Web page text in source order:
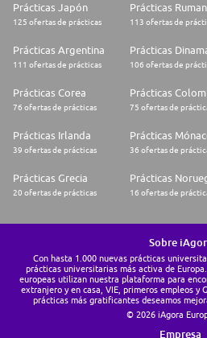
Prácticas Japón
125 ofertas de prácticas
Prácticas
113 ofertas de
Prácticas Argentina
111 ofertas de prácticas
Prácticas
106 ofertas de
Prácticas Corea
76 ofertas de prácticas
Prácticas
75 ofertas de
Prácticas Irlanda
39 ofertas de prácticas
Prácticas
36 ofertas de
Prácticas Grecia
20 ofertas de prácticas
Prácticas
16 ofertas de
Sobre
Con hasta 1.000 nuevas prácticas
prácticas universitarias más activa de
europeas utilizan nuestra plataforma para
extranjero y en casa, VIE, primeros empleos y
prácticas más gratificantes deseamos
© 2026 iAgora
Empresa